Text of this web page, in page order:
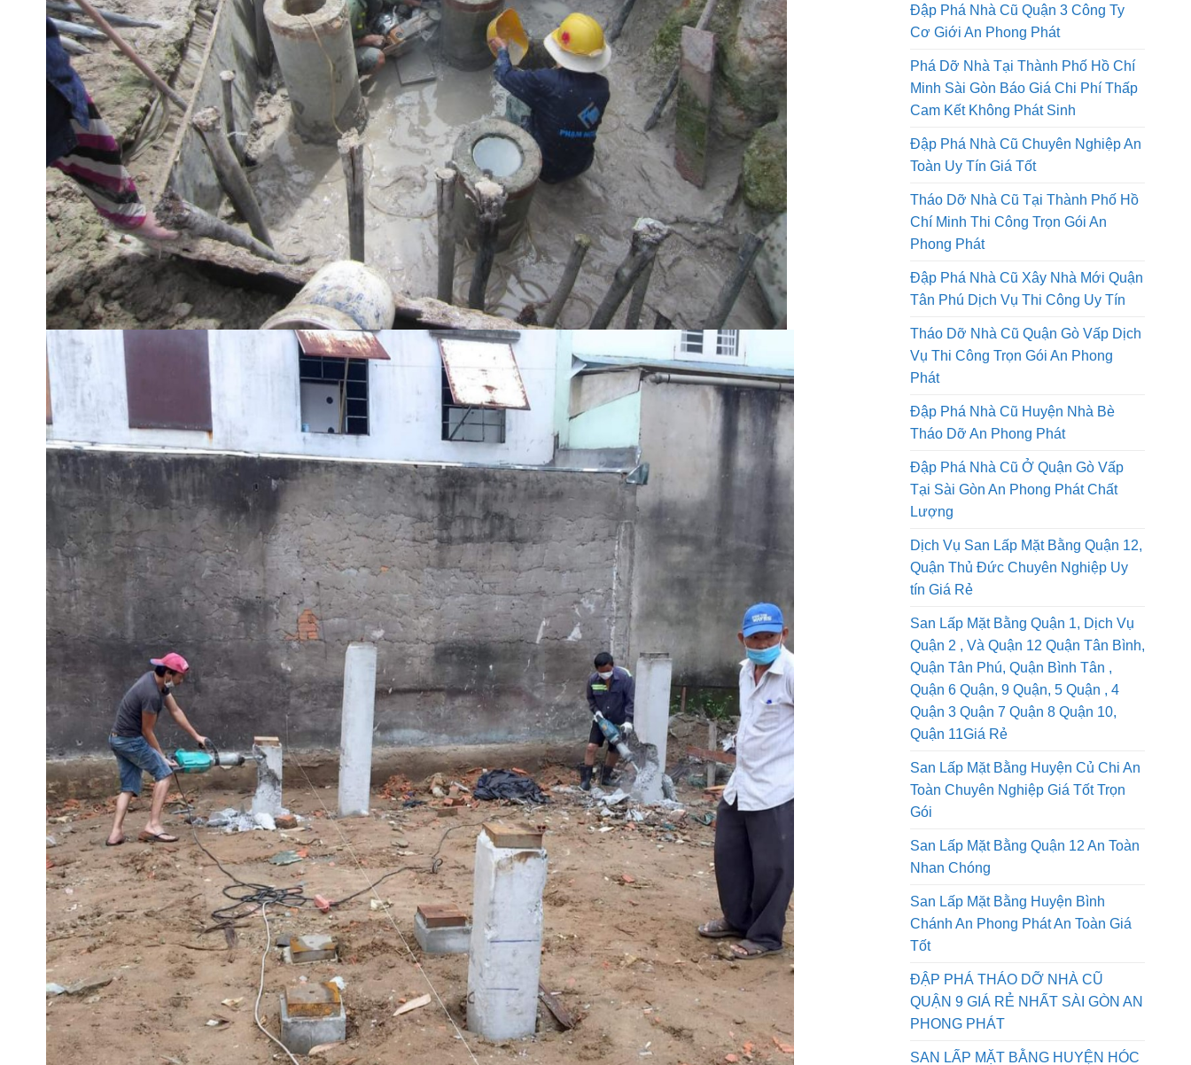
THÁO DỠ NHÀ THÀNH PHỐ HỒ
CHÍ MINH AN PHONG PHÁT
Đập Phá Nhà Cũ Quận 3 Công Ty
Cơ Giới An Phong Phát
Phá Dỡ Nhà Tại Thành Phố Hồ Chí
Minh Sài Gòn Báo Giá Chi Phí Thấp
Cam Kết Không Phát Sinh
Đập Phá Nhà Cũ Chuyên Nghiệp An
Toàn Uy Tín Giá Tốt
Tháo Dỡ Nhà Cũ Tại Thành Phố Hồ
Chí Minh Thi Công Trọn Gói An
Phong Phát
Đập Phá Nhà Cũ Xây Nhà Mới Quận
Tân Phú Dịch Vụ Thi Công Uy Tín
Tháo Dỡ Nhà Cũ Quận Gò Vấp Dịch
Vụ Thi Công Trọn Gói An Phong
Phát
Đập Phá Nhà Cũ Huyện Nhà Bè
Tháo Dỡ An Phong Phát
Đập Phá Nhà Cũ Ở Quận Gò Vấp
Tại Sài Gòn An Phong Phát Chất
Lượng
Dịch Vụ San Lấp Mặt Bằng Quận 12,
Quận Thủ Đức Chuyên Nghiệp Uy
tín Giá Rẻ
San Lấp Mặt Bằng Quận 1, Dịch Vụ
Quận 2 , Và Quận 12 Quận Tân Bình,
Quận Tân Phú, Quận Bình Tân ,
Quận 6 Quận, 9 Quận, 5 Quận , 4
Quận 3 Quận 7 Quận 8 Quận 10,
Quận 11Giá Rẻ
San Lấp Mặt Bằng Huyện Củ Chi An
Toàn Chuyên Nghiệp Giá Tốt Trọn
Gói
San Lấp Mặt Bằng Quận 12 An Toàn
Nhan Chóng
San Lấp Mặt Bằng Huyện Bình
Chánh An Phong Phát An Toàn Giá
Tốt
ĐẬP PHÁ THÁO DỠ NHÀ CŨ
QUẬN 9 GIÁ RẺ NHẤT SÀI GÒN AN